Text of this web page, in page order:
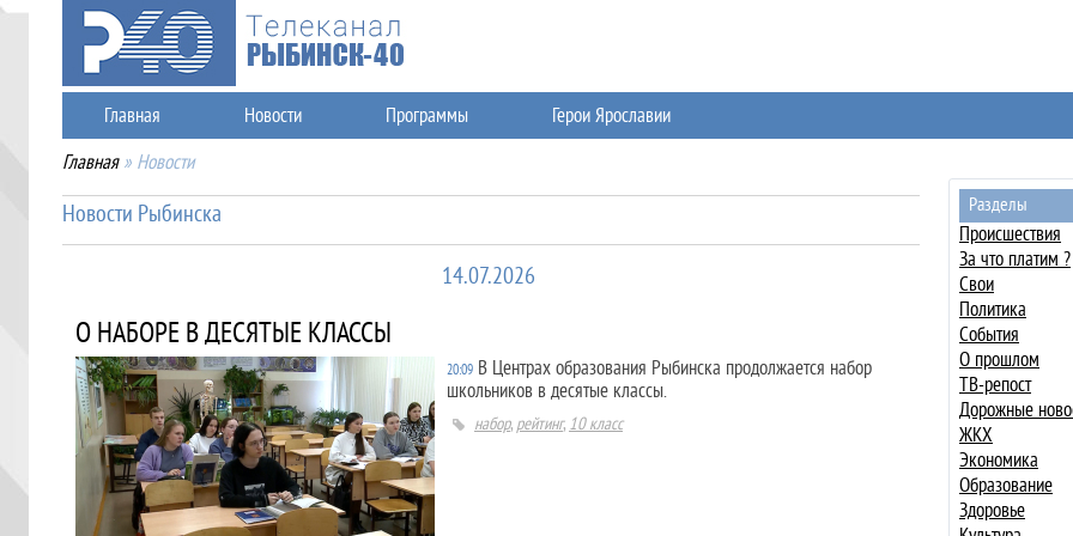
Главная Новости Программы Герои Ярославии
Главная » Новости
Разделы
Происшествия
За что платим ?
Свои
Политика
События
О прошлом
ТВ-репост
Дорожные
ЖКХ
Экономика
Образование
Здоровье
Новости Рыбинска
14.07.2026
О НАБОРЕ В ДЕСЯТЫЕ КЛАССЫ
20:09 В Центрах образования Рыбинска продолжается набор
школьников в десятые классы.
набор, рейтинг, 10 класс